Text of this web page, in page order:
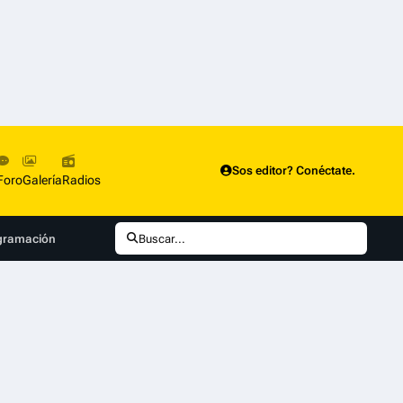
GaleríaRadios
Sos editor? Conéctate.
Buscar...